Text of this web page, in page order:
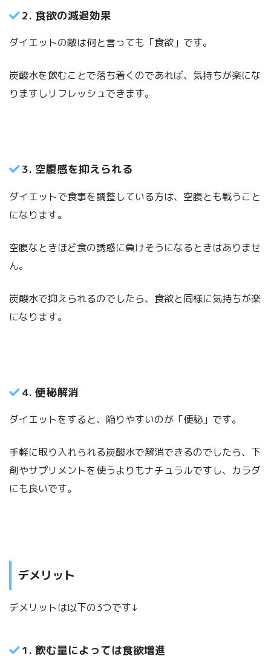
2. 食欲の減退効果
ダイエットの敵は何と言っても「食欲」です。
炭酸水を飲むことで落ち着くのであれば、気持ちが楽にな
りますしリフレッシュできます。
3. 空腹感を抑えられる
ダイエットで食事を調整している方は、空腹とも戦うこと
になります。
空腹なときほど食の誘惑に負けそうになるときはありませ
ん。
炭酸水で抑えられるのでしたら、食欲と同様に気持ちが楽
になります。
4. 便秘解消
ダイエットをすると、陥りやすいのが「便秘」です。
手軽に取り入れられる炭酸水で解消できるのでしたら、下
剤やサプリメントを使うよりもナチュラルですし、カラダ
にも良いです。
デメリット
デメリットは以下の3つです↓
1. 飲む量によっては食欲増進